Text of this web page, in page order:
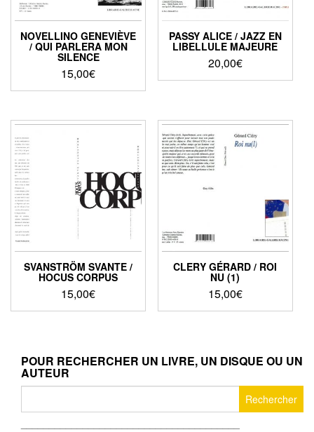
NOVELLINO GENEVIÈVE
/ QUI PARLERA MON
SILENCE
15,00€
PASSY ALICE / JAZZ EN
LIBELLULE MAJEURE
20,00€
SVANSTRÖM SVANTE /
HOCUS CORPUS
15,00€
CLERY GÉRARD / ROI
NU (1)
15,00€
POUR RECHERCHER UN LIVRE, UN DISQUE OU UN
AUTEUR